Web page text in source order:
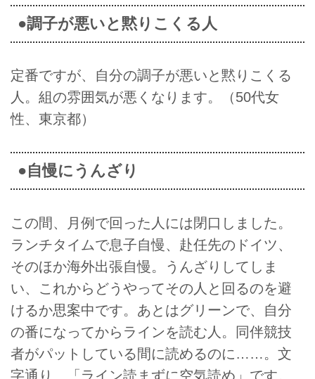
●調子が悪いと黙りこくる人
定番ですが、自分の調子が悪いと黙りこくる
人。組の雰囲気が悪くなります。（50代女
性、東京都）
●自慢にうんざり
この間、月例で回った人には閉口しました。
ランチタイムで息子自慢、赴任先のドイツ、
そのほか海外出張自慢。うんざりしてしま
い、これからどうやってその人と回るのを避
けるか思案中です。あとはグリーンで、自分
の番になってからラインを読む人。同伴競技
者がパットしている間に読めるのに……。文
字通り、「ライン読まずに空気読め」です。